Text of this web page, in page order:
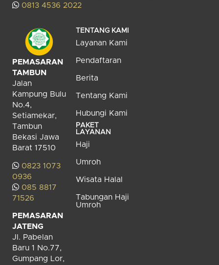
0813 4536 2022
PEMASARAN
TAMBUN
Jalan
Kampung Bulu
No.4,
Setiamekar,
Tambun
Bekasi Jawa
Barat 17510
0823 1073
0936
085 8817
71526
PEMASARAN
JATENG
Jl. Pabelan
Baru 1 No.77,
Gumpang Lor,
TENTANG KAMI
Layanan Kami
Pendaftaran
Berita
Tentang Kami
Hubungi Kami
PAKET
LAYANAN
Haji
Umroh
Wisata Halal
Tabungan Haji
Umroh